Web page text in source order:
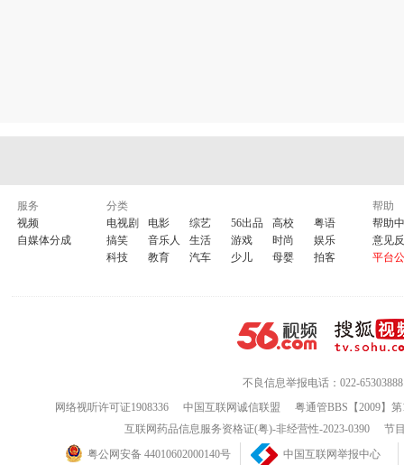
服务
视频
自媒体分成
分类
电视剧
电影 综艺 56出品 高校
粤语
搞笑
音乐人 生活 游戏 时尚
娱乐
科技
教育 汽车 少儿 母婴 拍客
帮助
帮助
意见
平台
不良信息举报电话：022-65303888
网络视听许可证1908336
中国互联网诚信联盟
粤通管BBS【2009】
互联网药品信息服务资格证(粤)-非经营性-2023-0390
节
粤公网安备 44010602000140号
中国互联网举报中心